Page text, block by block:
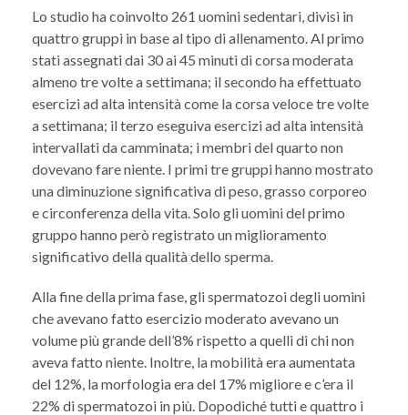
Lo studio ha coinvolto 261 uomini sedentari, divisi in
quattro gruppi in base al tipo di allenamento. Al primo
stati assegnati dai 30 ai 45 minuti di corsa moderata
almeno tre volte a settimana; il secondo ha effettuato
esercizi ad alta intensità come la corsa veloce tre volte
a settimana; il terzo eseguiva esercizi ad alta intensità
intervallati da camminata; i membri del quarto non
dovevano fare niente. I primi tre gruppi hanno mostrato
una diminuzione significativa di peso, grasso corporeo
e circonferenza della vita. Solo gli uomini del primo
gruppo hanno però registrato un miglioramento
significativo della qualità dello sperma.
Alla fine della prima fase, gli spermatozoi degli uomini
che avevano fatto esercizio moderato avevano un
volume più grande dell’8% rispetto a quelli di chi non
aveva fatto niente. Inoltre, la mobilità era aumentata
del 12%, la morfologia era del 17% migliore e c’era il
22% di spermatozoi in più. Dopodiché tutti e quattro i